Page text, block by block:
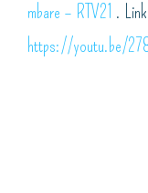
mbare – RTV21 .
https://youtu.be/